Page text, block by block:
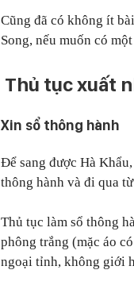
Cũng đã có không ít
Song, nếu muốn có
Thủ tục xuất
Xin sổ thông hành
Để sang được Hà
thông hành và đi qua
Thủ tục làm sổ thông
phông trắng (mặc áo
ngoại tỉnh, không giới